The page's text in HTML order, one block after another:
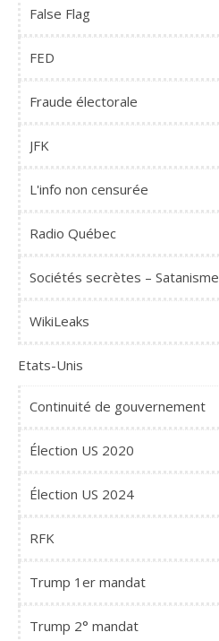
False Flag
FED
Fraude électorale
JFK
L'info non censurée
Radio Québec
Sociétés secrètes – Satanisme
WikiLeaks
Etats-Unis
Continuité de gouvernement
Élection US 2020
Élection US 2024
RFK
Trump 1er mandat
Trump 2° mandat